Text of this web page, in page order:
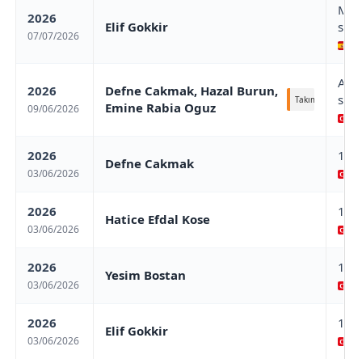
2026
07/07/2026
Elif Gokkir
2026
09/06/2026
Defne Cakmak, Hazal Burun,
Emine Rabia Oguz
Takım
2026
03/06/2026
Defne Cakmak
2026
03/06/2026
Hatice Efdal Kose
2026
03/06/2026
Yesim Bostan
2026
03/06/2026
Elif Gokkir